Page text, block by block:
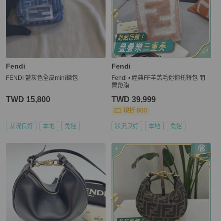
Fendi
FENDI 藍灰色全皮mini鍊包
TWD 15,800
狀況良好 本地 免運
Fendi
Fendi • 經典FF羊羔毛迷你托特包 閒
置帶膜
TWD 39,999
現折 800
狀況良好 本地 免運